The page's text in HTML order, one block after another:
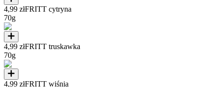
4,99 złFRITT cytryna
70g
4,99 złFRITT truskawka
70g
4,99 złFRITT wiśnia